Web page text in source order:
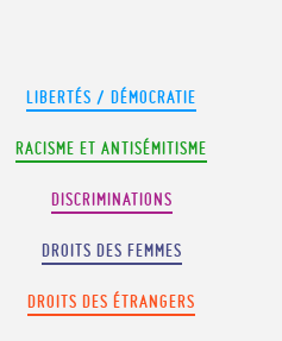
LIBERTÉS / DÉMOCRATIE
RACISME ET ANTISÉMITISME
DISCRIMINATIONS
DROITS DES FEMMES
DROITS DES ÉTRANGERS